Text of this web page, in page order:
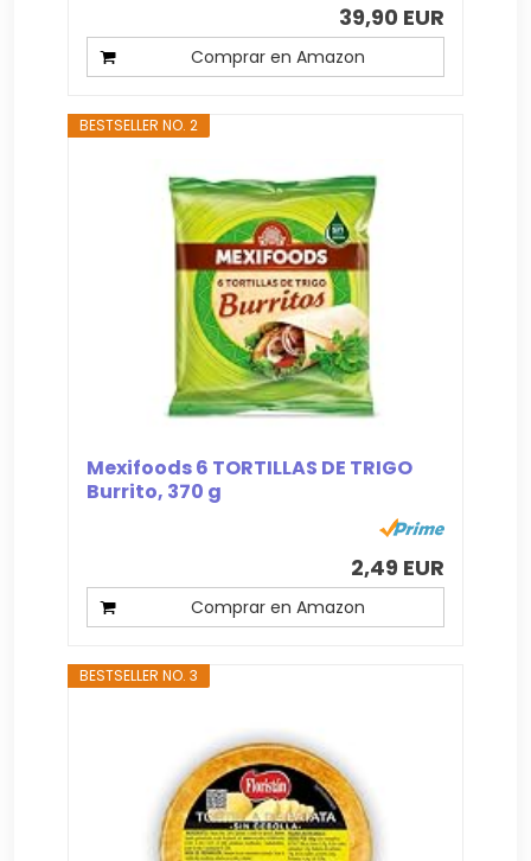
39,90 EUR
Comprar en Amazon
BESTSELLER NO. 2
Mexifoods 6 TORTILLAS DE TRIGO
Burrito, 370 g
2,49 EUR
Comprar en Amazon
BESTSELLER NO. 3